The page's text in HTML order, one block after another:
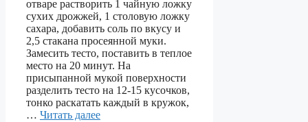
отваре растворить 1 чайную ложку
сухих дрожжей, 1 столовую ложку
сахара, добавить соль по вкусу и
2,5 стакана просеянной муки.
Замесить тесто, поставить в теплое
место на 20 минут. На
присыпанной мукой поверхности
разделить тесто на 12-15 кусочков,
тонко раскатать каждый в кружок,
… Читать далее